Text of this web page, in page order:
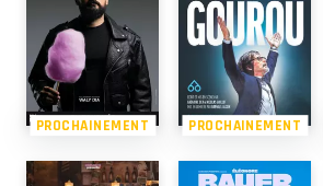
PROCHAINEMENT PROCHAINEMENT